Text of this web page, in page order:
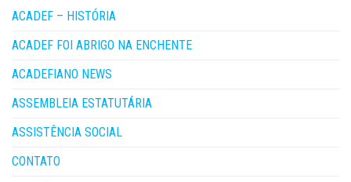
ACADEF – HISTÓRIA
ACADEF FOI ABRIGO NA ENCHENTE
ACADEFIANO NEWS
ASSEMBLEIA ESTATUTÁRIA
ASSISTÊNCIA SOCIAL
CONTATO